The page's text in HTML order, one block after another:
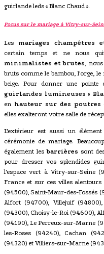
guirlande leds « Blanc Chaud ».
Focus sur le mariage à Vitry-sur-
Les mariages champêtres
certain temps et ne nous
minimalistes et brutes ,
bruts comme le bambou, l'orge,
beige. Pour donner une pointe
guirlandes lumineuses «
en hauteur sur des poutres
elles exalteront votre salle de
L'extérieur est aussi un
cérémonie de mariage.
également lesbarrières sont
pour dresser vos splendides
l'espace vert à Vitry-sur-Seine
France et sur ces villes
(94500), Saint-Maur-des-Fossés
Alfort (94700), Villejuif (94800),
(94300), Choisy-le-Roi (94600),
(94190), Le Perreux-sur-Marne
les-Roses (94240), Cachan
(94320) et Villiers-sur-Marne